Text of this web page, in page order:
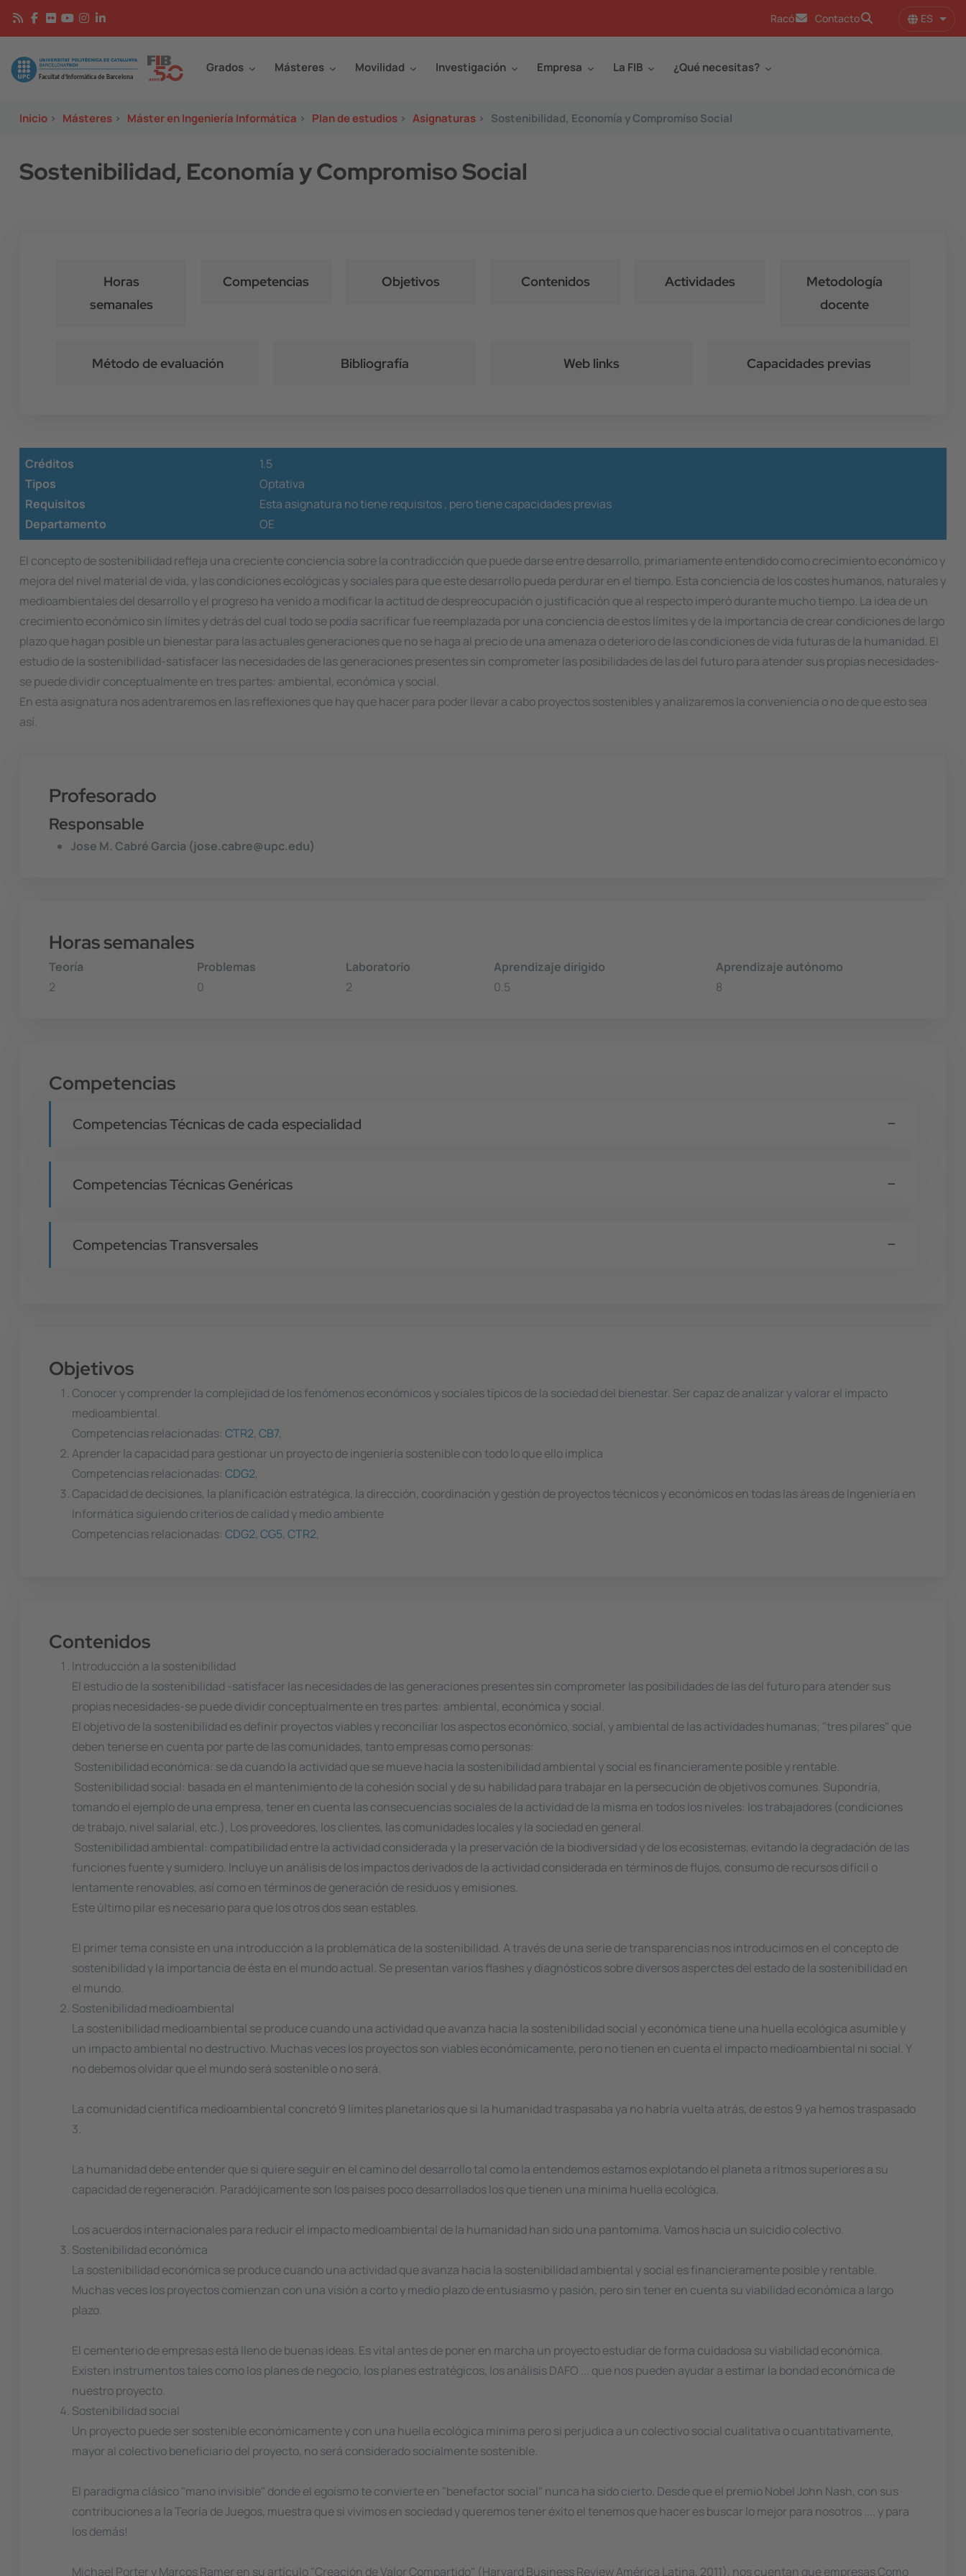
Pasar al contenido principal
Racó Contacto ES
Image Grados Másteres Movilidad Investigación Empresa La FIB ¿Qué necesitas?
Inicio > Másteres > Máster en Ingeniería Informática > Plan de estudios > Asignaturas > Sostenibilidad, Economía y Compromiso Social
Sostenibilidad, Economía y Compromiso Social
Horas
semanales
Competencias Objetivos Contenidos Actividades
Metodología
docente
Método de evaluación Bibliografía Web links Capacidades previas
Créditos
1.5
Tipos
Optativa
Requisitos
Esta asignatura no tiene requisitos , pero tiene capacidades previas
Departamento
OE
El concepto de sostenibilidad refleja una creciente conciencia sobre la contradicción que puede darse entre desarrollo, primariamente entendido como crecimiento económico y
mejora del nivel material de vida, y las condiciones ecológicas y sociales para que este desarrollo pueda perdurar en el tiempo. Esta conciencia de los costes humanos, naturales y
medioambientales del desarrollo y el progreso ha venido a modificar la actitud de despreocupación o justificación que al respecto imperó durante mucho tiempo. La idea de un
crecimiento económico sin límites y detrás del cual todo se podía sacrificar fue reemplazada por una conciencia de estos límites y de la importancia de crear condiciones de largo
plazo que hagan posible un bienestar para las actuales generaciones que no se haga al precio de una amenaza o deterioro de las condiciones de vida futuras de la humanidad. El
estudio de la sostenibilidad-satisfacer las necesidades de las generaciones presentes sin comprometer las posibilidades de las del futuro para atender sus propias necesidades-
se puede dividir conceptualmente en tres partes: ambiental, económica y social.
En esta asignatura nos adentraremos en las reflexiones que hay que hacer para poder llevar a cabo proyectos sostenibles y analizaremos la conveniencia o no de que esto sea
así.
Profesorado
Responsable
Jose M. Cabré Garcia (jose.cabre@upc.edu)
Horas semanales
Teoría
2
Problemas
0
Laboratorio
2
Aprendizaje dirigido
0.5
Aprendizaje autónomo
8
Competencias
Competencias Técnicas de cada especialidad
Competencias Técnicas Genéricas
Competencias Transversales
Objetivos
Conocer y comprender la complejidad de los fenómenos económicos y sociales típicos de la sociedad del bienestar. Ser capaz de analizar y valorar el impacto
medioambiental.
Competencias relacionadas: CTR2, CB7,
Aprender la capacidad para gestionar un proyecto de ingeniería sostenible con todo lo que ello implica
Competencias relacionadas: CDG2,
Capacidad de decisiones, la planificación estratégica, la dirección, coordinación y gestión de proyectos técnicos y económicos en todas las áreas de Ingeniería en
Informática siguiendo criterios de calidad y medio ambiente
Competencias relacionadas: CDG2, CG5, CTR2,
Contenidos
Introducción a la sostenibilidad
El estudio de la sostenibilidad -satisfacer las necesidades de las generaciones presentes sin comprometer las posibilidades de las del futuro para atender sus
propias necesidades-se puede dividir conceptualmente en tres partes: ambiental, económica y social.
El objetivo de la sostenibilidad es definir proyectos viables y reconciliar los aspectos económico, social, y ambiental de las actividades humanas; "tres pilares" que
deben tenerse en cuenta por parte de las comunidades, tanto empresas como personas:
 Sostenibilidad económica: se da cuando la actividad que se mueve hacia la sostenibilidad ambiental y social es financieramente posible y rentable.
 Sostenibilidad social: basada en el mantenimiento de la cohesión social y de su habilidad para trabajar en la persecución de objetivos comunes. Supondría,
tomando el ejemplo de una empresa, tener en cuenta las consecuencias sociales de la actividad de la misma en todos los niveles: los trabajadores (condiciones
de trabajo, nivel salarial, etc.), Los proveedores, los clientes, las comunidades locales y la sociedad en general.
 Sostenibilidad ambiental: compatibilidad entre la actividad considerada y la preservación de la biodiversidad y de los ecosistemas, evitando la degradación de las
funciones fuente y sumidero. Incluye un análisis de los impactos derivados de la actividad considerada en términos de flujos, consumo de recursos difícil o
lentamente renovables, así como en términos de generación de residuos y emisiones.
Este último pilar es necesario para que los otros dos sean estables.
El primer tema consiste en una introducción a la problemática de la sostenibilidad. A través de una serie de transparencias nos introducimos en el concepto de
sostenibilidad y la importancia de ésta en el mundo actual. Se presentan varios flashes y diagnósticos sobre diversos asperctes del estado de la sostenibilidad en
el mundo.
Sostenibilidad medioambiental
La sostenibilidad medioambiental se produce cuando una actividad que avanza hacia la sostenibilidad social y económica tiene una huella ecológica asumible y
un impacto ambiental no destructivo. Muchas veces los proyectos son viables económicamente, pero no tienen en cuenta el impacto medioambiental ni social. Y
no debemos olvidar que el mundo será sostenible o no será.
La comunidad científica medioambiental concretó 9 límites planetarios que si la humanidad traspasaba ya no habría vuelta atrás, de estos 9 ya hemos traspasado
3.
La humanidad debe entender que si quiere seguir en el camino del desarrollo tal como la entendemos estamos explotando el planeta a ritmos superiores a su
capacidad de regeneración. Paradójicamente son los países poco desarrollados los que tienen una mínima huella ecológica.
Los acuerdos internacionales para reducir el impacto medioambiental de la humanidad han sido una pantomima. Vamos hacia un suicidio colectivo.
Sostenibilidad económica
La sostenibilidad económica se produce cuando una actividad que avanza hacia la sostenibilidad ambiental y social es financieramente posible y rentable.
Muchas veces los proyectos comienzan con una visión a corto y medio plazo de entusiasmo y pasión, pero sin tener en cuenta su viabilidad económica a largo
plazo.
El cementerio de empresas está lleno de buenas ideas. Es vital antes de poner en marcha un proyecto estudiar de forma cuidadosa su viabilidad económica.
Existen instrumentos tales como los planes de negocio, los planes estratégicos, los análisis DAFO ... que nos pueden ayudar a estimar la bondad económica de
nuestro proyecto.
Sostenibilidad social
Un proyecto puede ser sostenible económicamente y con una huella ecológica mínima pero si perjudica a un colectivo social cualitativa o cuantitativamente,
mayor al colectivo beneficiario del proyecto, no será considerado socialmente sostenible.
El paradigma clásico "mano invisible" donde el egoísmo te convierte en "benefactor social" nunca ha sido cierto. Desde que el premio Nobel John Nash, con sus
contribuciones a la Teoría de Juegos, muestra que si vivimos en sociedad y queremos tener éxito el tenemos que hacer es buscar lo mejor para nosotros .... y para
los demás!
Michael Porter y Marcos Ramer en su artículo "Creación de Valor Compartido" (Harvard Business Review América Latina, 2011), nos cuentan que empresas Como